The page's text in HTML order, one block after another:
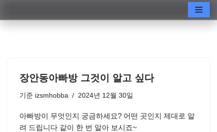
장안동아빠방 그것이 알고 싶다
기준 izsmhobba 2024년 12월 30일
아빠방이 무엇인지 궁금하세요? 어떤 곳인지 제대로 알
려 드립니다 같이 한 번 알아 보시죠~